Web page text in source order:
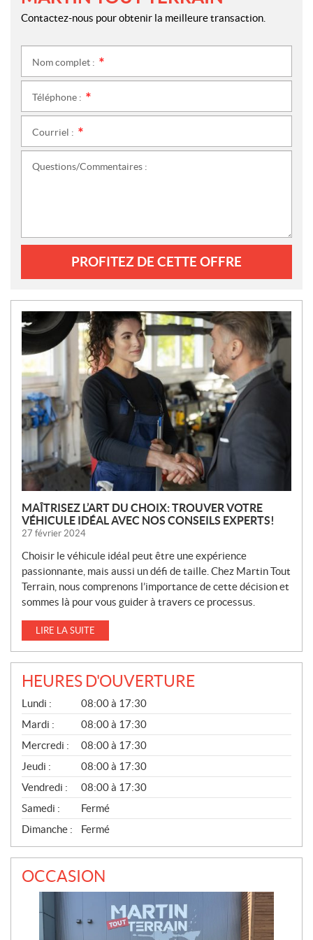
Contactez-nous pour obtenir la meilleure transaction.
Nom complet :
Téléphone :
Courriel :
Questions/Commentaires :
PROFITEZ DE CETTE OFFRE
N
O
U
V
E
L
L
E
MAÎTRISEZ L’ART DU CHOIX: TROUVER VOTRE
VÉHICULE IDÉAL AVEC NOS CONSEILS EXPERTS!
27 février 2024
Choisir le véhicule idéal peut être une expérience
passionnante, mais aussi un défi de taille. Chez Martin Tout
Terrain, nous comprenons l’importance de cette décision et
sommes là pour vous guider à travers ce processus.
LIRE LA SUITE
HEURES D'OUVERTURE
G
É
N
É
R
A
L
Lundi :
08:00 à 17:30
Mardi :
08:00 à 17:30
Mercredi :
08:00 à 17:30
Jeudi :
08:00 à 17:30
Vendredi :
08:00 à 17:30
Samedi :
Fermé
Dimanche :
Fermé
OCCASION